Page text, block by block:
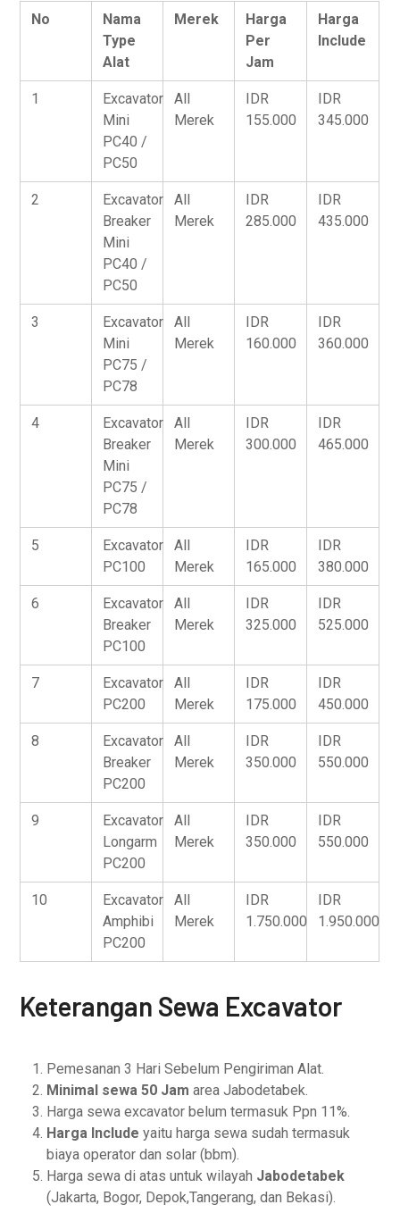
No
Nama
Type
Alat
Merek
Harga
Per
Jam
Harga
Include
1
Excavator
Mini
PC40 /
PC50
All
Merek
IDR
155.000
IDR
345.000
2
Excavator
Breaker
Mini
PC40 /
PC50
All
Merek
IDR
285.000
IDR
435.000
3
Excavator
Mini
PC75 /
PC78
All
Merek
IDR
160.000
IDR
360.000
4
Excavator
Breaker
Mini
PC75 /
PC78
All
Merek
IDR
300.000
IDR
465.000
5
Excavator
PC100
All
Merek
IDR
165.000
IDR
380.000
6
Excavator
Breaker
PC100
All
Merek
IDR
325.000
IDR
525.000
7
Excavator
PC200
All
Merek
IDR
175.000
IDR
450.000
8
Excavator
Breaker
PC200
All
Merek
IDR
350.000
IDR
550.000
9
Excavator
Longarm
PC200
All
Merek
IDR
350.000
IDR
550.000
10
Excavator
Amphibi
PC200
All
Merek
IDR
1.750.000
IDR
1.950.000
Keterangan Sewa Excavator
Pemesanan 3 Hari Sebelum Pengiriman Alat.
Minimal sewa 50 Jam area Jabodetabek.
Harga sewa excavator belum termasuk Ppn 11%.
Harga Include yaitu harga sewa sudah termasuk
biaya operator dan solar (bbm).
Harga sewa di atas untuk wilayah Jabodetabek
(Jakarta, Bogor, Depok,Tangerang, dan Bekasi).